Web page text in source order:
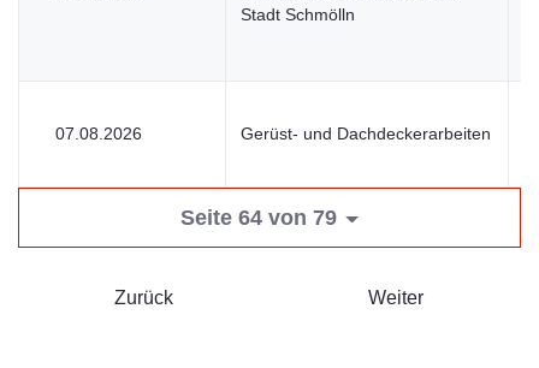
Stadt Schmölln
07.08.2026 Gerüst- und Dachdeckerarbeiten
Seite 64 von 79
Zurück Weiter